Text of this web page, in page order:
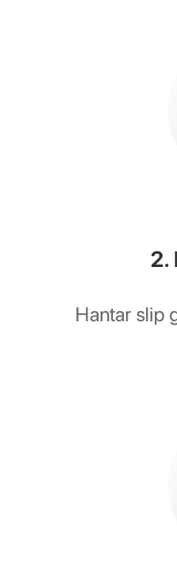
2.
Hantar slip